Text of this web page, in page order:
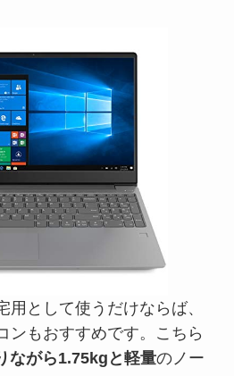
用として使うだけならば、
ンもおすすめです。こちら
ながら1.75kgと軽量のノー